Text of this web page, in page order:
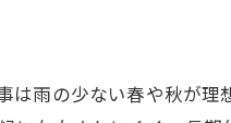
は雨の少ない春や秋が理